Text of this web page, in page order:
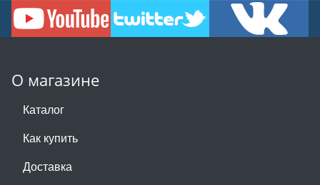
О магазине
Каталог
Как купить
Доставка